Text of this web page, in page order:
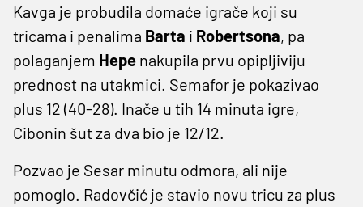
Kavga je probudila domaće igrače koji su
tricama i penalima Barta i Robertsona, pa
polaganjem Hepe nakupila prvu opipljiviju
prednost na utakmici. Semafor je pokazivao
plus 12 (40-28). Inače u tih 14 minuta igre,
Cibonin šut za dva bio je 12/12.
Pozvao je Sesar minutu odmora, ali nije
pomoglo. Radovčić je stavio novu tricu za plus